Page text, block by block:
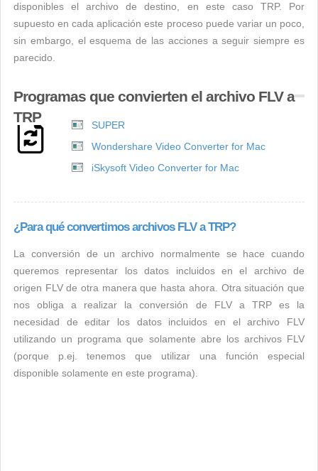
disponibles el archivo de destino, en este caso TRP. Por
supuesto en cada aplicación este proceso puede variar un poco,
sin embargo, el esquema de las acciones a seguir siempre es
parecido.
Programas que convierten el archivo FLV a
TRP
SUPER
Wondershare Video Converter for Mac
iSkysoft Video Converter for Mac
¿Para qué convertimos archivos FLV a TRP?
La conversión de un archivo normalmente se hace cuando
queremos representar los datos incluidos en el archivo de
origen FLV de otra manera que hasta ahora. Otra situación que
nos obliga a realizar la conversión de FLV a TRP es la
necesidad de editar los datos incluidos en el archivo FLV
utilizando un programa que solamente abre los archivos FLV
(porque p.ej. tenemos que utilizar una función especial
disponible solamente en este programa).